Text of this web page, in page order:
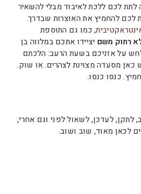
לתת לכם ללכת לאיבוד מבלי להשאיר
לכם להחמיץ את האוצרות שבדרך.
, כמו גם התוספת
רחוק משם יציידו אתכם במלווה בן
על אזניכם בשעת הרעב: הלכתם
כאן מסעדה מצוינת לצהרים. או שוק.
כנסו כנסו.
לתקן, לעדכן, לשאול לפני וגם אחרי,
לכאן מאוד, שוב ושוב.